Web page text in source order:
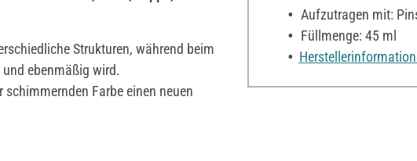
Strukturen, während beim
ebenmäßig wird.
Farbe einen neuen
Aufzutragen mit:
Füllmenge: 45 ml